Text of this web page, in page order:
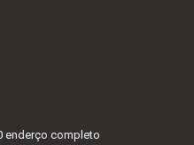
enderço completo